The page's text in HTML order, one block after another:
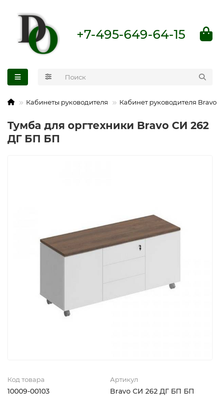
+7-495-649-64-15
Кабинеты руководителя Кабинет руководителя Bravo
Тумба для оргтехники Bravo СИ 262
ДГ БП БП
Код товара
10009-00103
Артикул
Bravo СИ 262 ДГ БП БП